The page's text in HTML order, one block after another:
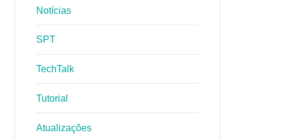
Notícias
SPT
TechTalk
Tutorial
Atualizações